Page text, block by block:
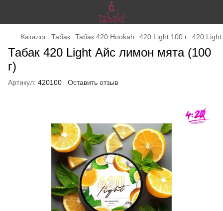
Каталог Табак Табак 420 Hookah 420 Light 100 г 420 Light
Табак 420 Light Айс лимон мята (100
г)
Артикул: 420100 Оставить отзыв